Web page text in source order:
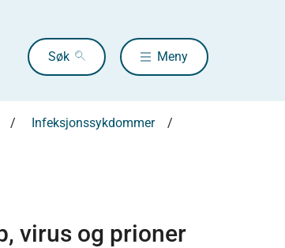
Søk Meny
Infeksjonssykdommer
virus og prioner